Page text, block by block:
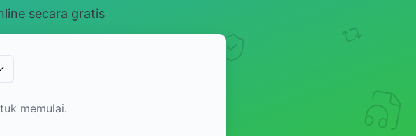
secara gratis
memulai.